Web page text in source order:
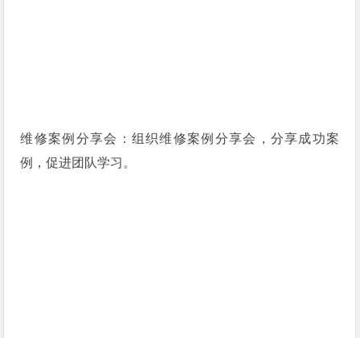
维修案例分享会：组织维修案例分享会，分享成功案
例，促进团队学习。